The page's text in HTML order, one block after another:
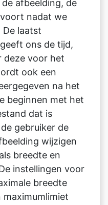
ons de tijd,
deze voor het
ook een
na het
beginnen met het
dat is
gebruiker de
wijzigen
breedte en
instellingen voor
breedte
de
en min-hoogte de
bieden voor